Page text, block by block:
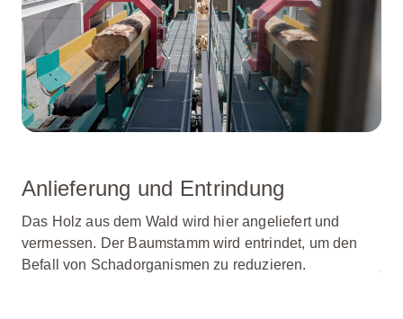
Anlieferung und Entrindung
Das Holz aus dem Wald wird hier angeliefert und
vermessen. Der Baumstamm wird entrindet, um den
Befall von Schadorganismen zu reduzieren.